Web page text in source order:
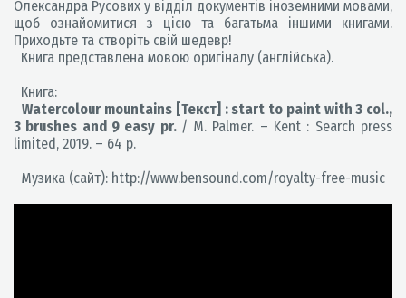
Олександра Русових у відділ документів іноземними мовами,
щоб ознайомитися з цією та багатьма іншими книгами.
Приходьте та створіть свій шедевр!
Книга представлена мовою оригіналу (англійська).
Книга:
Watercolour mountains [Текст] : start to paint with 3 col.,
3 brushes and 9 easy pr. / M. Palmer. – Kent : Search press
limited, 2019. – 64 p.
Музика (сайт): http://www.bensound.com/royalty-free-music